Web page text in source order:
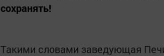
сохранять!
Такими словами заведующая